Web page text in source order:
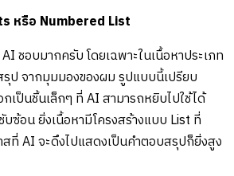
หรือ Numbered List
ชอบมากครับ โดยเฉพาะในเนื้อหาประเภท
ป จากมุมมองของผม รูปแบบนี้เปรียบ
เป็นชิ้นเล็กๆ ที่ AI สามารถหยิบไปใช้ได้
ซ้อน ยิ่งเนื้อหามีโครงสร้างแบบ List ที่
สที่ AI จะดึงไปแสดงเป็นคำตอบสรุปก็ยิ่งสูง